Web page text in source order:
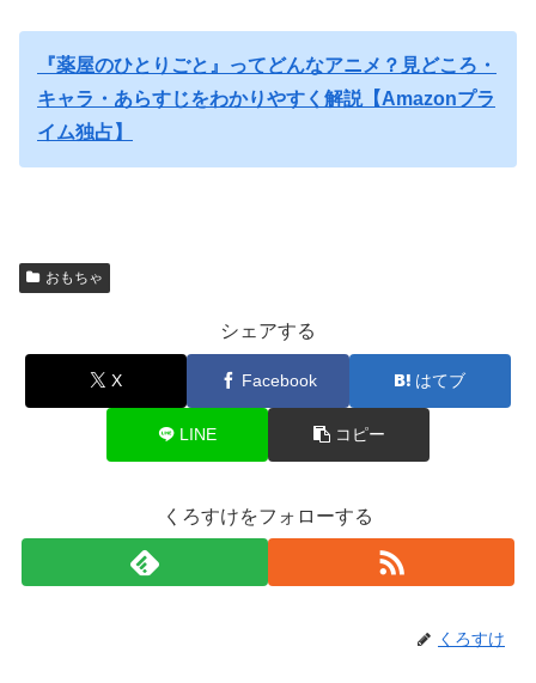
『薬屋のひとりごと』ってどんなアニメ？見どころ・
キャラ・あらすじをわかりやすく解説【Amazonプラ
イム独占】
おもちゃ
シェアする
X Facebook はてブ
LINE コピー
くろすけをフォローする
くろすけ